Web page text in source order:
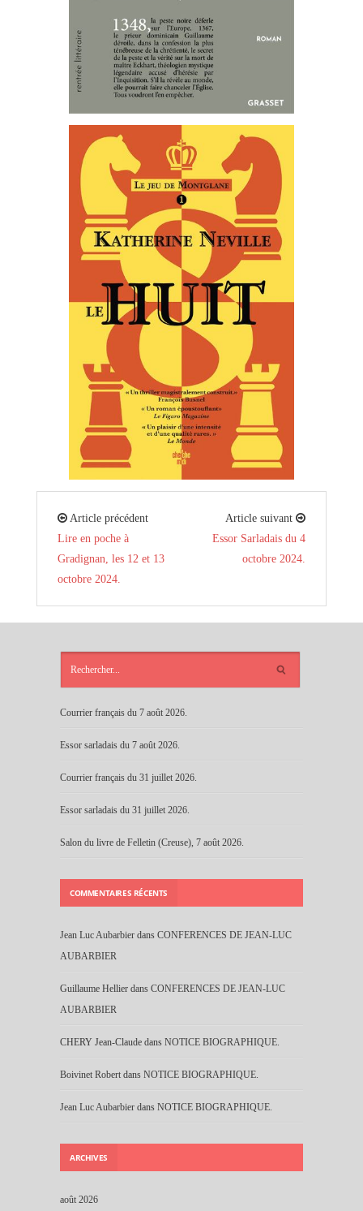
Article précédent
Lire en poche à
Gradignan, les 12 et 13
octobre 2024.
Article suivant
Essor Sarladais du 4
octobre 2024.
Courrier français du 7 août 2026.
Essor sarladais du 7 août 2026.
Courrier français du 31 juillet 2026.
Essor sarladais du 31 juillet 2026.
Salon du livre de Felletin (Creuse), 7 août 2026.
COMMENTAIRES RÉCENTS
Jean Luc Aubarbier dans CONFERENCES DE JEAN-LUC
AUBARBIER
Guillaume Hellier dans CONFERENCES DE JEAN-LUC
AUBARBIER
CHERY Jean-Claude dans NOTICE BIOGRAPHIQUE.
Boivinet Robert dans NOTICE BIOGRAPHIQUE.
Jean Luc Aubarbier dans NOTICE BIOGRAPHIQUE.
ARCHIVES
août 2026